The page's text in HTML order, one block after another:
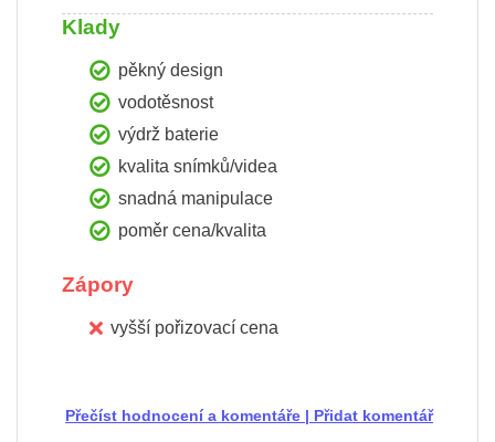
Klady
pěkný design
vodotěsnost
výdrž baterie
kvalita snímků/videa
snadná manipulace
poměr cena/kvalita
Zápory
vyšší pořizovací cena
Přidat komentář
|
Přečíst hodnocení a komentáře